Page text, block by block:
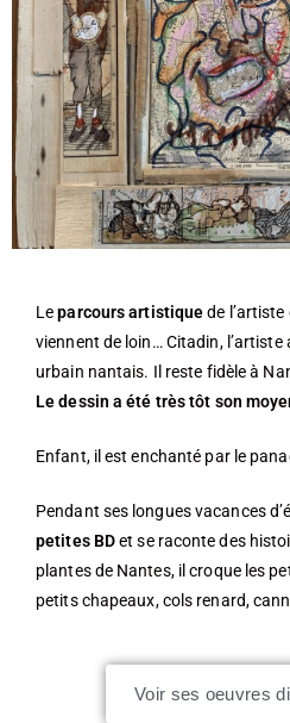
Leparcours artistiquede
viennent de loin… Citadin,
urbain nantais. Il reste fidèle à
Le dessin a été très tôt son
Enfant, il est enchanté par le
Pendant ses longues vacances
petites BDet se raconte des
plantes de Nantes, il croque les
petits chapeaux, cols renard,
Voir ses oeuvres